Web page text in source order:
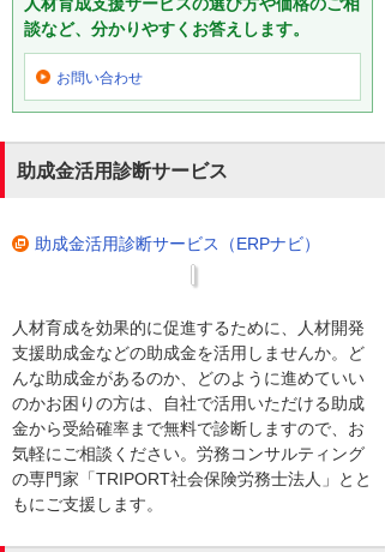
談など、分かりやすくお答えします。
お問い合わせ
助成金活用診断サービス
助成金活用診断サービス（ERPナビ）
人材育成を効果的に促進するために、人材開発
支援助成金などの助成金を活用しませんか。ど
んな助成金があるのか、どのように進めていい
のかお困りの方は、自社で活用いただける助成
金から受給確率まで無料で診断しますので、お
気軽にご相談ください。労務コンサルティング
の専門家「TRIPORT社会保険労務士法人」とと
もにご支援します。